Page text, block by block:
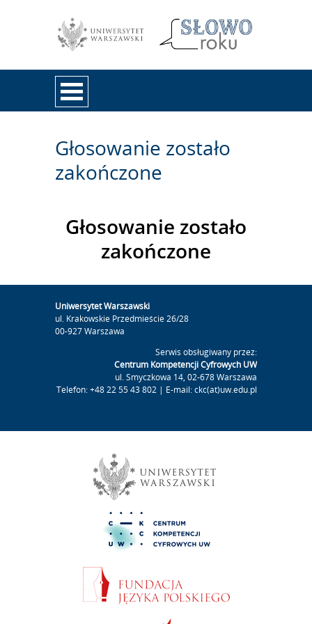
Głosowanie zostało
zakończone
Głosowanie zostało
zakończone
Uniwersytet Warszawski
ul. Krakowskie Przedmieście 26/28
00-927 Warszawa
Serwis obsługiwany przez:
Centrum Kompetencji Cyfrowych UW
ul. Smyczkowa 14, 02-678 Warszawa
Telefon: +48 22 55 43 802 | E-mail: ckc(at)uw.edu.pl